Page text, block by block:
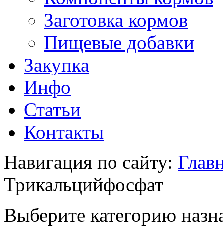
Заготовка кормов
Пищевые добавки
Закупка
Инфо
Статьи
Контакты
Навигация по сайту:
Трикальцийфосфат
Выберите категорию